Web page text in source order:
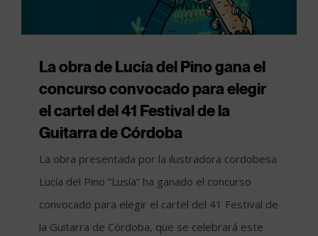
La obra de Lucía del Pino gana el
concurso convocado para elegir
el cartel del 41 Festival de la
Guitarra de Córdoba
La obra presentada por la ilustradora cordobesa
Lucía del Pino “Lusía” ha ganado el concurso
convocado para elegir el cartel del 41 Festival de
la Guitarra de Córdoba, que se celebrará este